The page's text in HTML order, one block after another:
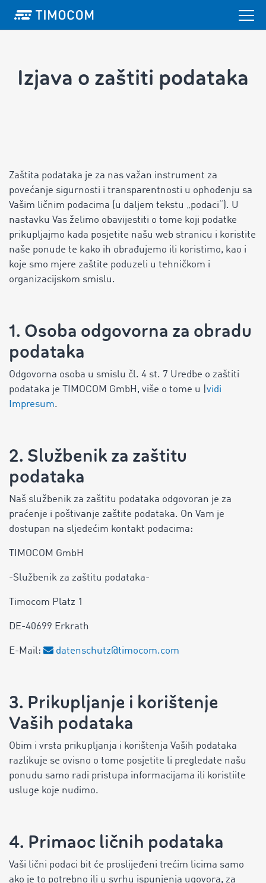
Izjava o zaštiti podataka
Zaštita podataka je za nas važan instrument za
povećanje sigurnosti i transparentnosti u ophođenju sa
Vašim ličnim podacima (u daljem tekstu „podaci“). U
nastavku Vas želimo obavijestiti o tome koji podatke
prikupljajmo kada posjetite našu web stranicu i koristite
naše ponude te kako ih obrađujemo ili koristimo, kao i
koje smo mjere zaštite poduzeli u tehničkom i
organizacijskom smislu.
1. Osoba odgovorna za obradu
podataka
Odgovorna osoba u smislu čl. 4 st. 7 Uredbe o zaštiti
podataka je TIMOCOM GmbH, više o tome u | vidi
Impresum.
2. Službenik za zaštitu
podataka
Naš službenik za zaštitu podataka odgovoran je za
praćenje i poštivanje zaštite podataka. On Vam je
dostupan na sljedećim kontakt podacima:
TIMOCOM GmbH
-Službenik za zaštitu podataka-
Timocom Platz 1
DE-40699 Erkrath
E-Mail: datenschutz@timocom.com
3. Prikupljanje i korištenje
Vaših podataka
Obim i vrsta prikupljanja i korištenja Vaših podataka
razlikuje se ovisno o tome posjetite li pregledate našu
ponudu samo radi pristupa informacijama ili koristiite
usluge koje nudimo.
4. Primaoc ličnih podataka
Vaši lični podaci bit će proslijeđeni trećim licima samo
ako je to potrebno ili u svrhu ispunjenja ugovora, za